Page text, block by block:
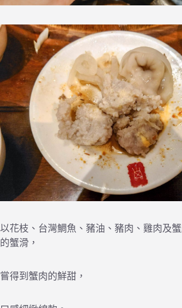
以花枝、台灣鯛魚、豬油、豬肉、雞肉及
的蟹滑，
嘗得到蟹肉的鮮甜，